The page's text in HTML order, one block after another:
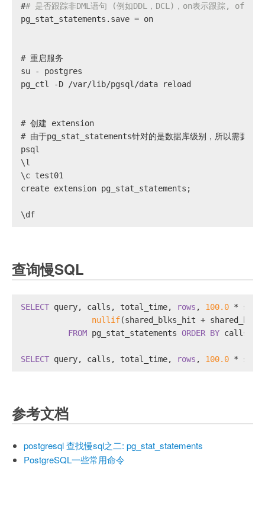
## 是否跟踪非DML语句 (例如DDL，DCL)，on表示跟踪, off表
pg_stat_statements.save = on
# 重启服务
su - postgres
pg_ctl -D /var/lib/pgsql/data reload
# 创建 extension
# 由于pg_stat_statements针对的是数据库级别，所以需要首先
psql
\l
\c test01
create extension pg_stat_statements;
\df
查询慢SQL
SELECT query, calls, total_time, rows , 100.0 *
nullif(shared_blks_hit +
FROM pg_stat_statements ORDER BY
SELECT query, calls, total_time, rows , 100.0 *
参考文档
postgresql 查找慢sql之二: pg_stat_statements
PostgreSQL一些常用命令